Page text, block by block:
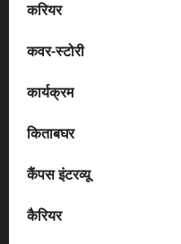
करियर
कवर-स्टोरी
कार्यक्रम
किताबघर
कैंपस इंटरव्यू
कैरियर